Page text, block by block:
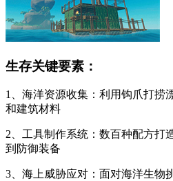
生存关键要素：
1、海洋资源收集：利用钩爪打捞
和建筑材料
2、工具制作系统：数百种配方打
到防御装备
3、海上威胁应对：面对海洋生物